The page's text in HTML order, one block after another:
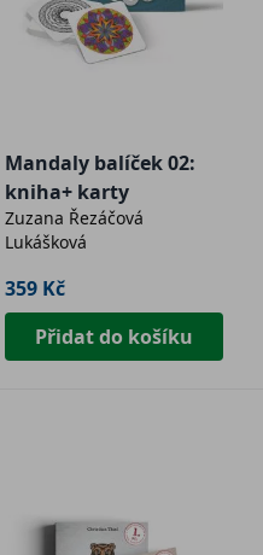
Mandaly balíček 02:
kniha+ karty
Zuzana Řezáčová
Lukášková
359 Kč
Přidat do košíku